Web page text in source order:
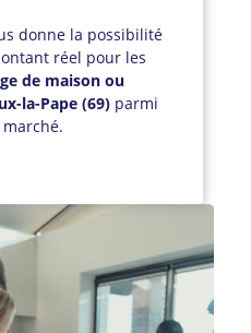
donne la possibilité
réel pour les
de maison ou
la-Pape (69) parmi